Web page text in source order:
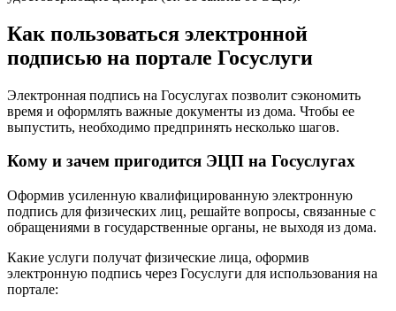
Как пользоваться электронной
подписью на портале Госуслуги
Электронная подпись на Госуслугах позволит сэкономить
время и оформлять важные документы из дома. Чтобы ее
выпустить, необходимо предпринять несколько шагов.
Кому и зачем пригодится ЭЦП на Госуслугах
Оформив усиленную квалифицированную электронную
подпись для физических лиц, решайте вопросы, связанные с
обращениями в государственные органы, не выходя из дома.
Какие услуги получат физические лица, оформив
электронную подпись через Госуслуги для использования на
портале: